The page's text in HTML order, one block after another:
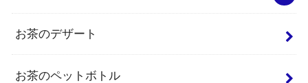
お茶のデザート
お茶のペットボトル